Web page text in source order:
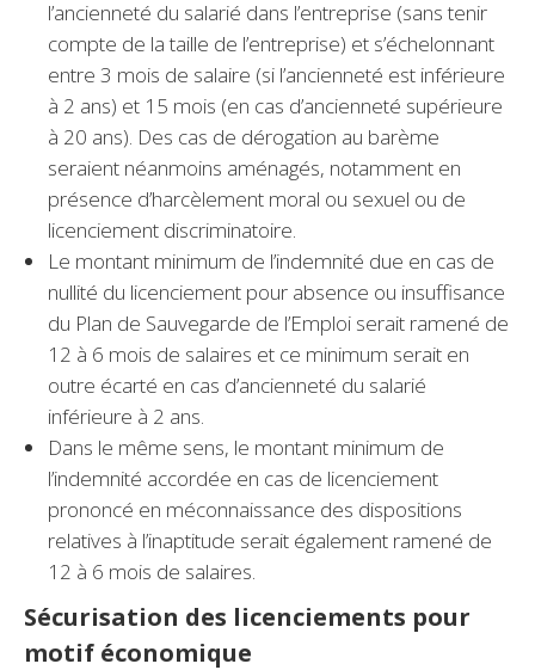
l’ancienneté du salarié dans l’entreprise (sans tenir
compte de la taille de l’entreprise) et s’échelonnant
entre 3 mois de salaire (si l’ancienneté est inférieure
à 2 ans) et 15 mois (en cas d’ancienneté supérieure
à 20 ans). Des cas de dérogation au barème
seraient néanmoins aménagés, notamment en
présence d’harcèlement moral ou sexuel ou de
licenciement discriminatoire.
Le montant minimum de l’indemnité due en cas de
nullité du licenciement pour absence ou insuffisance
du Plan de Sauvegarde de l’Emploi serait ramené de
12 à 6 mois de salaires et ce minimum serait en
outre écarté en cas d’ancienneté du salarié
inférieure à 2 ans.
Dans le même sens, le montant minimum de
l’indemnité accordée en cas de licenciement
prononcé en méconnaissance des dispositions
relatives à l’inaptitude serait également ramené de
12 à 6 mois de salaires.
Sécurisation des licenciements pour
motif économique